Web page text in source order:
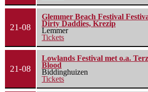
21-08
Glemmer Beach Festival
Dirty Daddies, Krezip
Lemmer
Tickets
21-08
Lowlands Festival met o.a.
Blood
Biddinghuizen
Tickets